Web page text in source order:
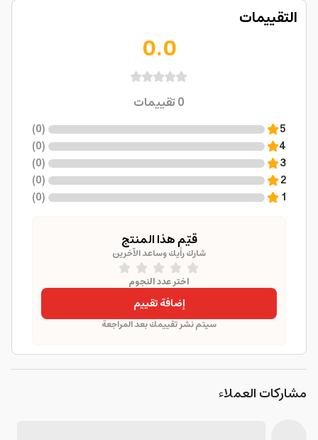
التقييمات
0.0
0تقييمات
5
(
0
)
4
(
0
)
3
(
0
)
2
(
0
)
1
(
0
)
قيّم هذا المنتج
شارك رأيك وساعد الآخرين
اختر عدد النجوم
إضافة تقييم
سيتم نشر تقييمك بعد المراجعة
مشاركات العملاء